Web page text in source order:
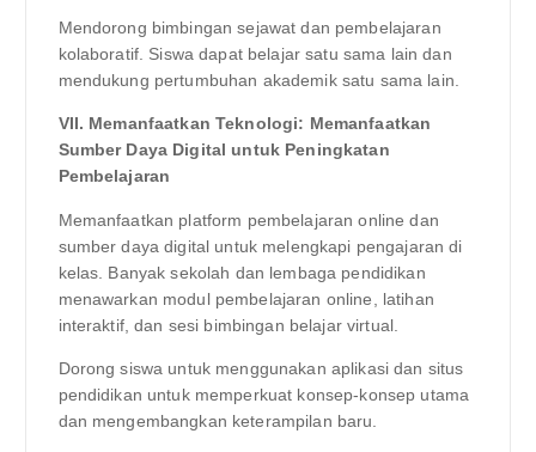
Mendorong bimbingan sejawat dan pembelajaran
kolaboratif. Siswa dapat belajar satu sama lain dan
mendukung pertumbuhan akademik satu sama lain.
VII. Memanfaatkan Teknologi: Memanfaatkan
Sumber Daya Digital untuk Peningkatan
Pembelajaran
Memanfaatkan platform pembelajaran online dan
sumber daya digital untuk melengkapi pengajaran di
kelas. Banyak sekolah dan lembaga pendidikan
menawarkan modul pembelajaran online, latihan
interaktif, dan sesi bimbingan belajar virtual.
Dorong siswa untuk menggunakan aplikasi dan situs
pendidikan untuk memperkuat konsep-konsep utama
dan mengembangkan keterampilan baru.